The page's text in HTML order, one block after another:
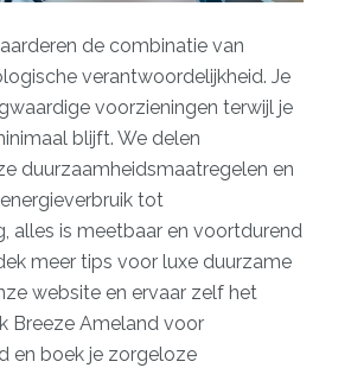
de combinatie van
verantwoordelijkheid. Je
voorzieningen terwijl je
blijft. We delen
duurzaamheidsmaatregelen en
tot
alles is meetbaar en voortdurend
meer tips voor luxe duurzame
website en ervaar zelf het
Breeze Ameland voor
en boek je zorgeloze